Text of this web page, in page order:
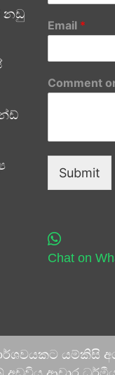
නඩු
Email *
Comment
Submit
Chat on
යම්කිසි